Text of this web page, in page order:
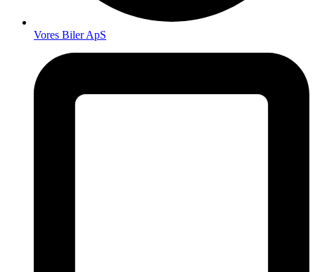
Vores Biler ApS